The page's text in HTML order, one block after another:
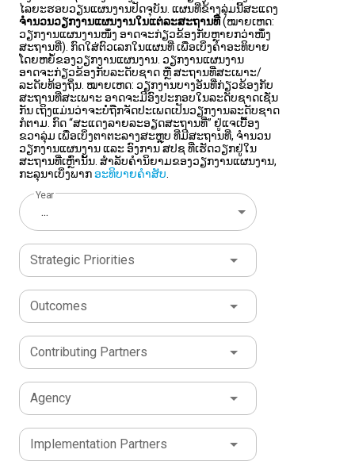
ໄລຍະຮອບວຽນແຜນງານປັດຈຸບັນ. ແຜນທີ່ຂ້າງລຸ່ມນີ້ສະແດງ
ຈຳນວນວຽກງານແຜນງານໃນແຕ່ລະສະຖານທີ່(ໝາຍເຫດ:
ວຽກງານແຜນງານໜຶ່ງ ອາດຈະກ່ຽວຂ້ອງກັບຫຼາຍກວ່າໜຶ່ງ
ສະຖານທີ່). ກົດໃສ່ຕົວເລກໃນແຜນທີ່ ເພື່ອເບິ່ງຄຳອະທິບາຍ
ໂດຍຫຍໍ້ຂອງວຽກງານແຜນງານ. ວຽກງານແຜນງານ
ອາດຈະກ່ຽວຂ້ອງກັບລະດັບຊາດ ຫຼື ສະຖານທີ່ສະເພາະ/
ລະດັບທ້ອງຖິ່ນ. ໝາຍເຫດ: ວຽກງານບາງອັນທີ່ກ່ຽວຂ້ອງກັບ
ສະຖານທີ່ສະເພາະ ອາດຈະມີອົງປະກອບໃນລະດັບຊາດເຊັ່ນ
ກັນ ເຖິງແມ່ນວ່າຈະບໍ່ຖືກຈັດປະເພດເປັນວຽກງານລະດັບຊາດ
ກໍຕາມ. ກົດ “ສະແດງລາຍລະອຽດສະຖານທີ່” ຢູ່ແຈເບື້ອງ
ຂວາລຸ່ມ ເພື່ອເບິ່ງຕາຕະລາງສະຫຼຸບ ທີ່ມີສະຖານທີ່, ຈຳນວນ
ວຽກງານແຜນງານ ແລະ ອົງການ ສປຊ ທີ່ເຮັດວຽກຢູ່ໃນ
ສະຖານທີ່ເຫຼົ່ານັ້ນ. ສຳລັບຄຳນິຍາມຂອງວຽກງານແຜນງານ,
ກະລຸນາເບິ່ງພາກອະທິບາຍຄຳສັບ
Year
...
Strategic Priorities
Outcomes
Contributing Partners
Agency
Implementation Partners